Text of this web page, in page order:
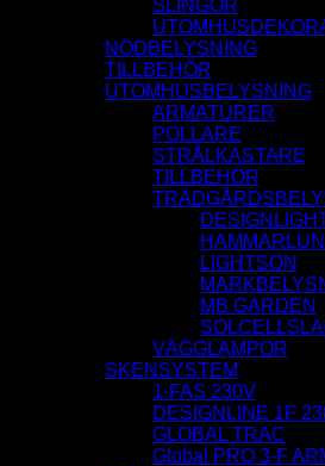
SLINGOR
NÖDBELYSNING
TILLBEHÖR
UTOMHUSBELYSNING
ARMATURER
POLLARE
STRÅLKASTARE
TILLBEHÖR
LIGHTSON
MB GARDEN
VÄGGLAMPOR
SKENSYSTEM
1-FAS 230V
DESIGNLINE 1F
GLOBAL TRAC
Global PRO 3-F